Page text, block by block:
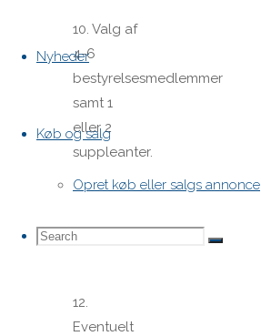
Nyheder
Køb og salg
Opret køb eller salgs annonce
Search
Search
Search
10. Valg af
4-6
bestyrelsesmedlemmer
samt 1
eller 2
suppleanter.
11. Valg af
+ 1 revisor
12.
Eventuelt